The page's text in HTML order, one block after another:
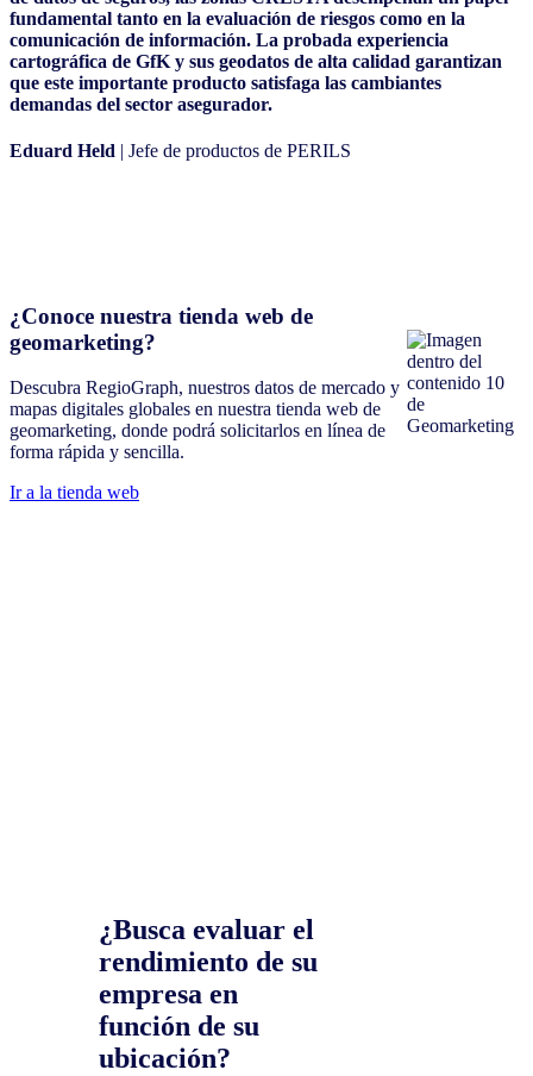
fundamental tanto en la evaluación de riesgos como en la
comunicación de información. La probada experiencia
cartográfica de GfK y sus geodatos de alta calidad garantizan
que este importante producto satisfaga las cambiantes
demandas del sector asegurador.
Eduard Held | Jefe de productos de PERILS
¿Conoce nuestra tienda web de
geomarketing?
Descubra RegioGraph, nuestros datos de mercado y
mapas digitales globales en nuestra tienda web de
geomarketing, donde podrá solicitarlos en línea de
forma rápida y sencilla.
Ir a la tienda web
¿Busca evaluar el
rendimiento de su
empresa en
función de su
ubicación?